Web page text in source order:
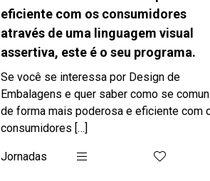
eficiente com os consumidores
através de uma linguagem visual
assertiva, este é o seu programa.
Se você se interessa por Design de
Embalagens e quer saber como se
de forma mais poderosa e eficiente com
consumidores […]
Jornadas